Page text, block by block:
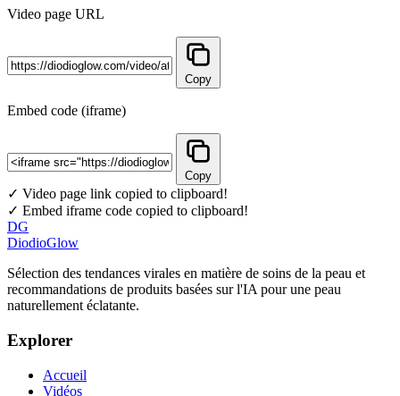
Video page URL
Copy
Embed code (iframe)
Copy
✓ Video page link copied to clipboard!
✓ Embed iframe code copied to clipboard!
DG
DiodioGlow
Sélection des tendances virales en matière de soins de la peau et
recommandations de produits basées sur l'IA pour une peau
naturellement éclatante.
Explorer
Accueil
Vidéos